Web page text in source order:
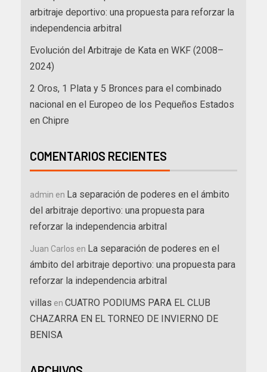
arbitraje deportivo: una propuesta para reforzar la
independencia arbitral
Evolución del Arbitraje de Kata en WKF (2008–
2024)
2 Oros, 1 Plata y 5 Bronces para el combinado
nacional en el Europeo de los Pequeños Estados
en Chipre
COMENTARIOS RECIENTES
admin en La separación de poderes en el ámbito
del arbitraje deportivo: una propuesta para
reforzar la independencia arbitral
Juan Carlos en La separación de poderes en el
ámbito del arbitraje deportivo: una propuesta para
reforzar la independencia arbitral
villas en CUATRO PODIUMS PARA EL CLUB
CHAZARRA EN EL TORNEO DE INVIERNO DE
BENISA